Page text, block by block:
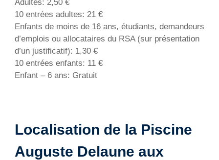
Adultes: 2,50 €
10 entrées adultes: 21 €
Enfants de moins de 16 ans, étudiants, demandeurs
d’emplois ou allocataires du RSA (sur présentation
d’un justificatif): 1,30 €
10 entrées enfants: 11 €
Enfant – 6 ans: Gratuit
Localisation de la Piscine
Auguste Delaune aux